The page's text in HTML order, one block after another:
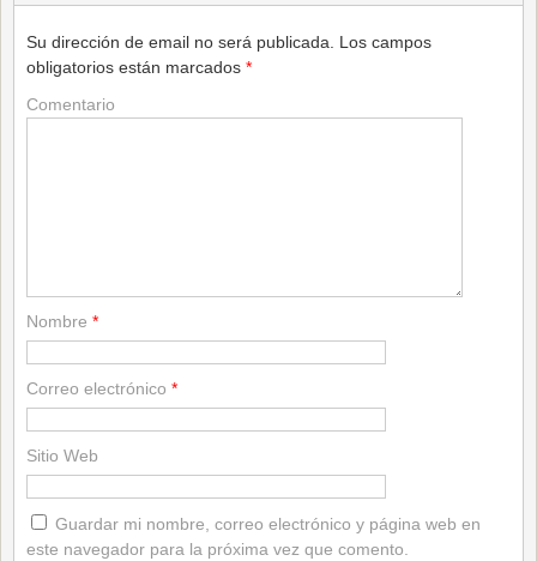
Su dirección de email no será publicada.
Los campos
obligatorios están marcados *
Comentario
Nombre *
Correo electrónico *
Sitio Web
Guardar mi nombre, correo electrónico y página web en
este navegador para la próxima vez que comento.